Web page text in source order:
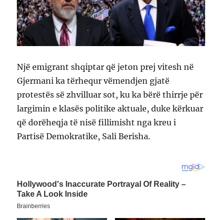
Një emigrant shqiptar që jeton prej vitesh në
Gjermani ka tërhequr vëmendjen gjatë
protestës së zhvilluar sot, ku ka bërë thirrje për
largimin e klasës politike aktuale, duke kërkuar
që dorëheqja të nisë fillimisht nga kreu i
Partisë Demokratike, Sali Berisha.